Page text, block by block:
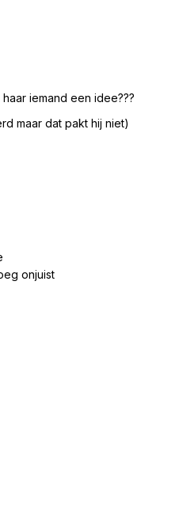
iemand een idee???
maar dat pakt hij niet)
onjuist